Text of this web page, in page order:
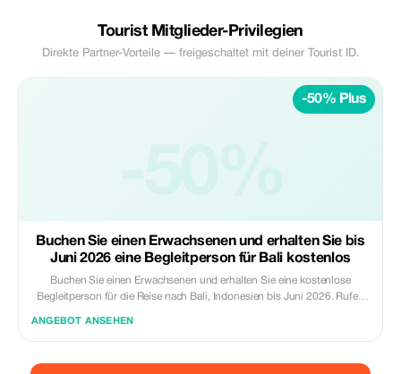
Tourist Mitglieder-Privilegien
Direkte Partner-Vorteile — freigeschaltet mit deiner Tourist ID.
-50% Plus
Buchen Sie einen Erwachsenen und erhalten Sie bis
Juni 2026 eine Begleitperson für Bali kostenlos
Buchen Sie einen Erwachsenen und erhalten Sie eine kostenlose
Begleitperson für die Reise nach Bali, Indonesien bis Juni 2026. Rufen
ANGEBOT ANSEHEN